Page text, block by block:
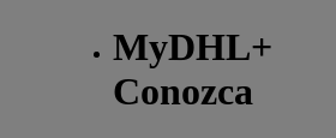
MyDHL+
Conozca